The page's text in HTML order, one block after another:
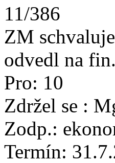
11/386
ZM
odvedl na
Pro: 10
Zdržel se :
Zodp.:
Termín: